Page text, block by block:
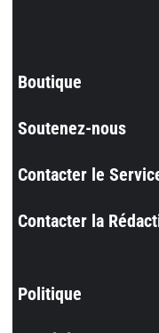
Boutique
Soutenez-nous
Contacter le
Contacter la
Politique